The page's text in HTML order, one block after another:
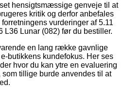
hensigtsmæssige genveje til at
kritik og derfor anbefales
vurderinger af 5.11
L36 Lunar (082) før du bestiller.
en lang række gavnlige
butikkens kundefokus. Her ses
hvor du kan ytre en evaluering
tillige burde anvendes til at